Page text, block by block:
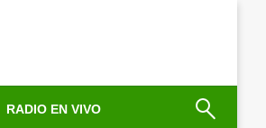
RADIO EN VIVO